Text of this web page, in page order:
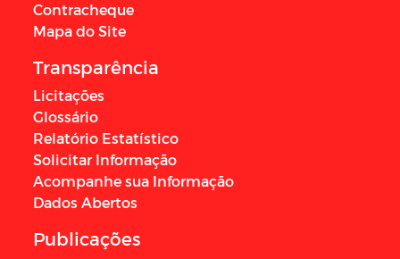
Contracheque
Mapa do Site
Transparência
Licitações
Glossário
Relatório Estatístico
Solicitar Informação
Acompanhe sua Informação
Dados Abertos
Publicações